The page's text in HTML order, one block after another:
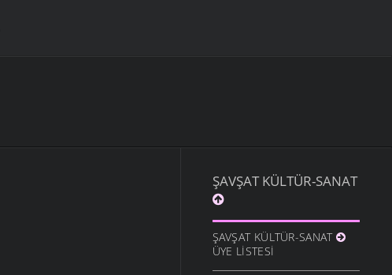
ŞAVŞAT KÜLTÜR-SANAT
ŞAVŞAT KÜLTÜR-SANAT
ÜYE LISTESI